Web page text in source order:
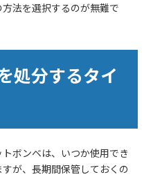
法を選択するのが無難で
処分するタイ
ボンベは、いつか使用でき
が、長期間保管しておくの